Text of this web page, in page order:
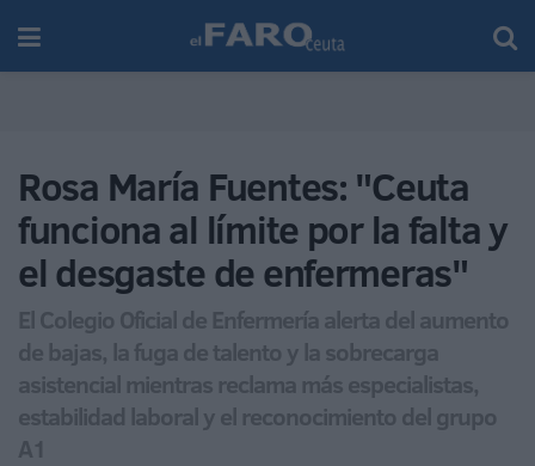
Rosa María Fuentes: "Ceuta
funciona al límite por la falta y
el desgaste de enfermeras"
El Colegio Oficial de Enfermería alerta del aumento
de bajas, la fuga de talento y la sobrecarga
asistencial mientras reclama más especialistas,
estabilidad laboral y el reconocimiento del grupo
A1